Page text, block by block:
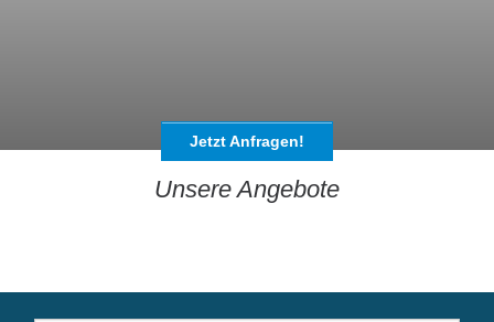
Jetzt Anfragen!
Unsere Angebote